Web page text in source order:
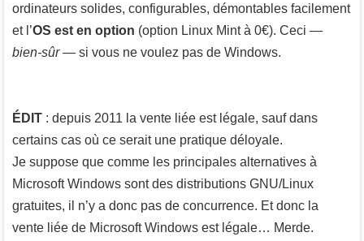
ordinateurs solides, configurables, démontables facilement
et l’OS est en option (option Linux Mint à 0€). Ceci —
bien-sûr— si vous ne voulez pas de Windows.
ÉDIT : depuis 2011 la vente liée est légale, sauf dans
certains cas où ce serait une pratique déloyale.
Je suppose que comme les principales alternatives à
Microsoft Windows sont des distributions GNU/Linux
gratuites, il n’y a donc pas de concurrence. Et donc la
vente liée de Microsoft Windows est légale… Merde.